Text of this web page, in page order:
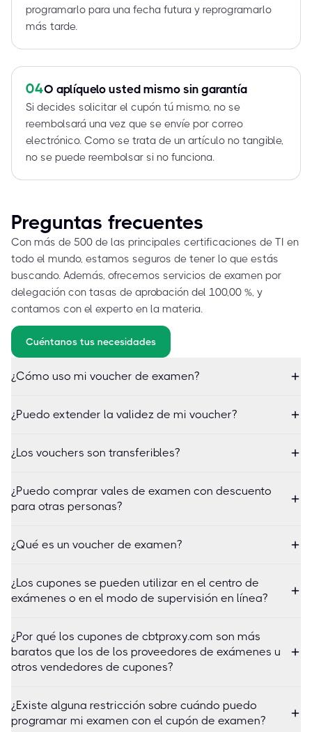
programarlo para una fecha futura y reprogramarlo
más tarde.
04O aplíquelo usted mismo sin garantía
Si decides solicitar el cupón tú mismo, no se
reembolsará una vez que se envíe por correo
electrónico. Como se trata de un artículo no tangible,
no se puede reembolsar si no funciona.
Preguntas frecuentes
Con más de 500 de las principales certificaciones de TI en
todo el mundo, estamos seguros de tener lo que estás
buscando. Además, ofrecemos servicios de examen por
delegación con tasas de aprobación del 100,00 %, y
contamos con el experto en la materia.
Cuéntanos tus necesidades
¿Cómo uso mi voucher de examen?
¿Puedo extender la validez de mi voucher?
¿Los vouchers son transferibles?
¿Puedo comprar vales de examen con descuento
para otras personas?
¿Qué es un voucher de examen?
¿Los cupones se pueden utilizar en el centro de
exámenes o en el modo de supervisión en línea?
¿Por qué los cupones de cbtproxy.com son más
baratos que los de los proveedores de exámenes u
otros vendedores de cupones?
¿Existe alguna restricción sobre cuándo puedo
programar mi examen con el cupón de examen?